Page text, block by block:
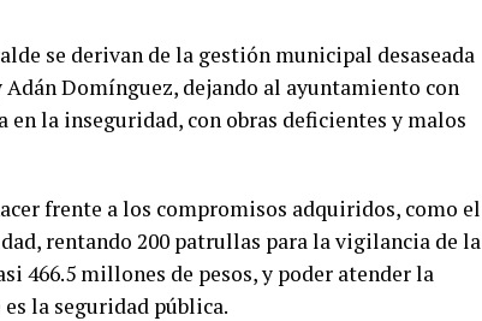
se derivan de la gestión municipal desaseada
Adán Domínguez, dejando al ayuntamiento con
en la inseguridad, con obras deficientes y malos
frente a los compromisos adquiridos, como el
rentando 200 patrullas para la vigilancia de la
466.5 millones de pesos, y poder atender la
la seguridad pública.